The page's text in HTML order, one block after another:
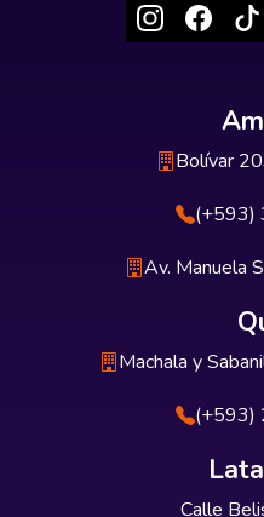
Bolívar
(+593)
Av. Manuela
Machala y
(+593)
Calle